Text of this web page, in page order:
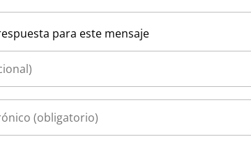
para este mensaje